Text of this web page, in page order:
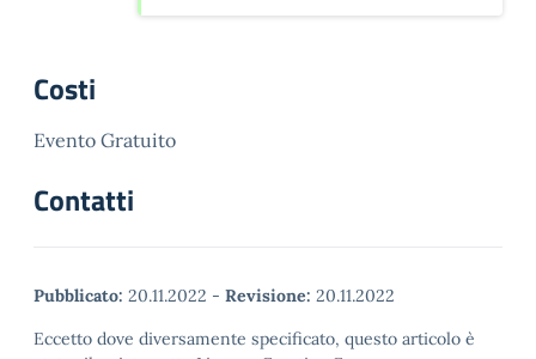
Costi
Evento Gratuito
Contatti
Pubblicato: 20.11.2022 - Revisione: 20.11.2022
Eccetto dove diversamente specificato, questo articolo è